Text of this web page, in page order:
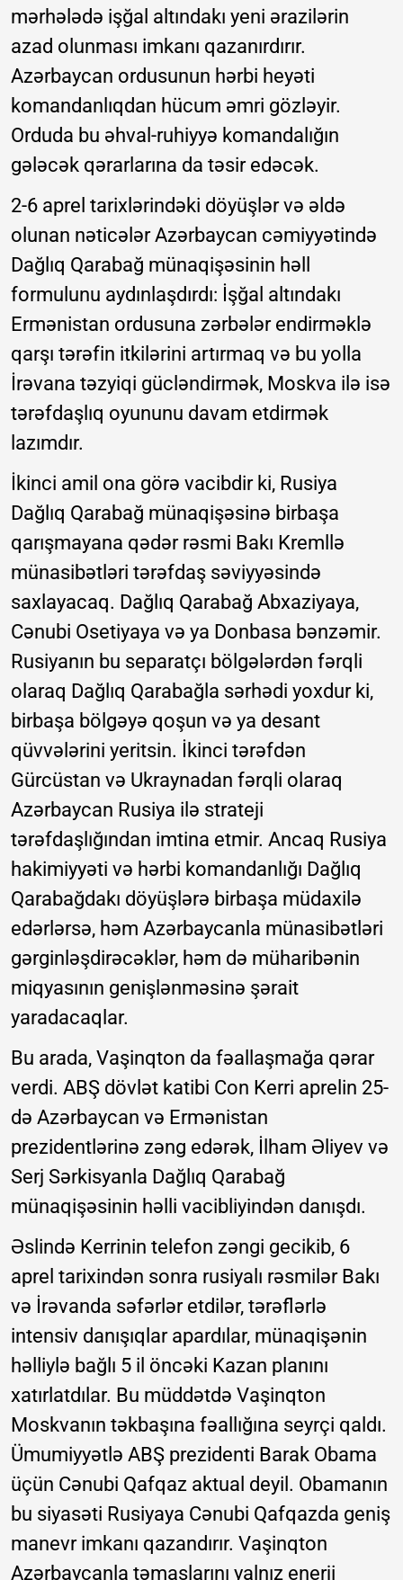
mərhələdə işğal altındakı yeni ərazilərin
azad olunması imkanı qazanırdırır.
Azərbaycan ordusunun hərbi heyəti
komandanlıqdan hücum əmri gözləyir.
Orduda bu əhval-ruhiyyə komandalığın
gələcək qərarlarına da təsir edəcək.
2-6 aprel tarixlərindəki döyüşlər və əldə
olunan nəticələr Azərbaycan cəmiyyətində
Dağlıq Qarabağ münaqişəsinin həll
formulunu aydınlaşdırdı: İşğal altındakı
Ermənistan ordusuna zərbələr endirməklə
qarşı tərəfin itkilərini artırmaq və bu yolla
İrəvana təzyiqi gücləndirmək, Moskva ilə isə
tərəfdaşlıq oyununu davam etdirmək
lazımdır.
İkinci amil ona görə vacibdir ki, Rusiya
Dağlıq Qarabağ münaqişəsinə birbaşa
qarışmayana qədər rəsmi Bakı Kremllə
münasibətləri tərəfdaş səviyyəsində
saxlayacaq. Dağlıq Qarabağ Abxaziyaya,
Cənubi Osetiyaya və ya Donbasa bənzəmir.
Rusiyanın bu separatçı bölgələrdən fərqli
olaraq Dağlıq Qarabağla sərhədi yoxdur ki,
birbaşa bölgəyə qoşun və ya desant
qüvvələrini yeritsin. İkinci tərəfdən
Gürcüstan və Ukraynadan fərqli olaraq
Azərbaycan Rusiya ilə strateji
tərəfdaşlığından imtina etmir. Ancaq Rusiya
hakimiyyəti və hərbi komandanlığı Dağlıq
Qarabağdakı döyüşlərə birbaşa müdaxilə
edərlərsə, həm Azərbaycanla münasibətləri
gərginləşdirəcəklər, həm də müharibənin
miqyasının genişlənməsinə şərait
yaradacaqlar.
Bu arada, Vaşinqton da fəallaşmağa qərar
verdi. ABŞ dövlət katibi Con Kerri aprelin 25-
də Azərbaycan və Ermənistan
prezidentlərinə zəng edərək, İlham Əliyev və
Serj Sərkisyanla Dağlıq Qarabağ
münaqişəsinin həlli vacibliyindən danışdı.
Əslində Kerrinin telefon zəngi gecikib, 6
aprel tarixindən sonra rusiyalı rəsmilər Bakı
və İrəvanda səfərlər etdilər, tərəflərlə
intensiv danışıqlar apardılar, münaqişənin
həlliylə bağlı 5 il öncəki Kazan planını
xatırlatdılar. Bu müddətdə Vaşinqton
Moskvanın təkbaşına fəallığına seyrçi qaldı.
Ümumiyyətlə ABŞ prezidenti Barak Obama
üçün Cənubi Qafqaz aktual deyil. Obamanın
bu siyasəti Rusiyaya Cənubi Qafqazda geniş
manevr imkanı qazandırır. Vaşinqton
Azərbaycanla təmaslarını yalnız enerji